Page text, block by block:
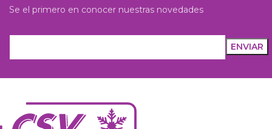
Se el primero en conocer nuestras novedades